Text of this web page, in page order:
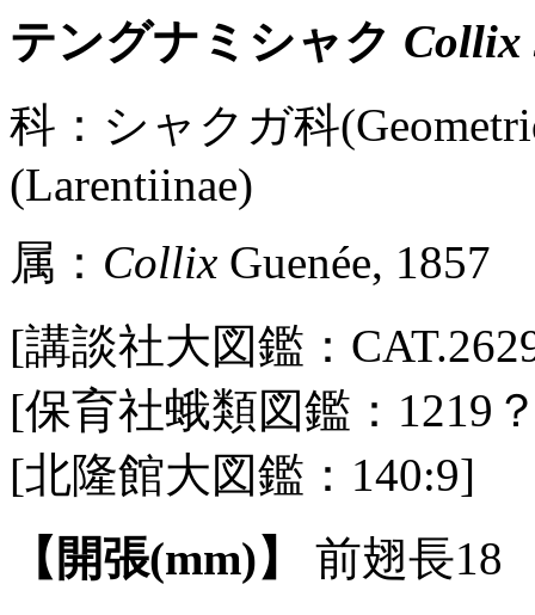
テングナミシャク Collix
科：シャクガ科
(Larentiinae)
属： Collix Guenée, 1857
[講談社大図鑑：
[保育社蛾類図鑑：1219
[北隆館大図鑑：140:9]
【開張(mm)】
前翅長18